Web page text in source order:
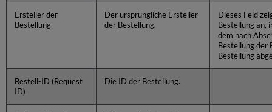
Ersteller der
Bestellung
Der ursprüngliche Ersteller
der Bestellung.
Dieses Feld
Bestellung an,
dem nach
Bestellung der
Bestellung
Bestell-ID (Request
ID)
Die ID der Bestellung.